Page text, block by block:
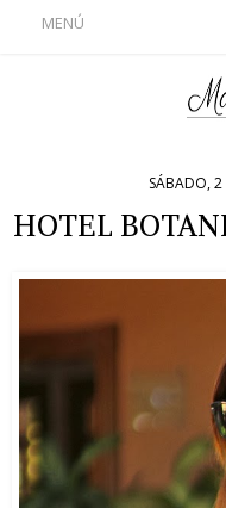
MENÚ
SÁBADO, 2
HOTEL